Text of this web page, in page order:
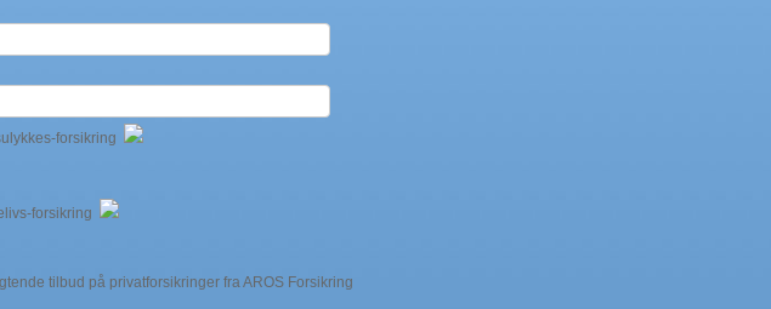
forsikring
forsikring
tilbud på privatforsikringer fra AROS Forsikring